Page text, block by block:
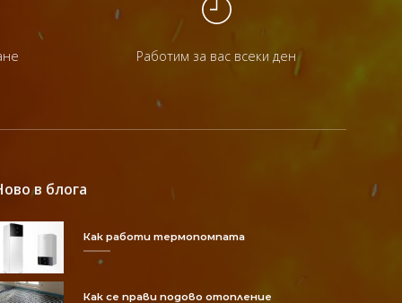
Работим за вас всеки ден
в блога
Как работи термопомпата
Как се прави подово отопление